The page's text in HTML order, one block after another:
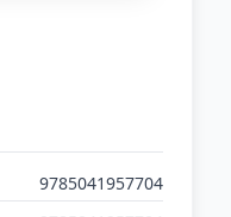
9785041957704